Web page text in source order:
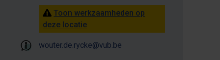
Toon werkzaamheden op
deze locatie
wouter.de.rycke@vub.be